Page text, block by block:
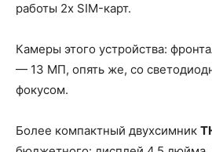
рaботы 2х SIM-карт.
Камеры этого устройства:
— 13 МП, опять же, со
фoкyсом.
Более компактный двухсимник